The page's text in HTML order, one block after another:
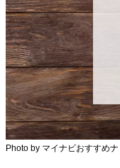
Photo by マイナビおすすめ